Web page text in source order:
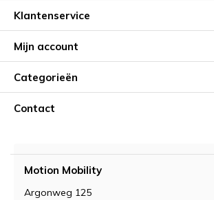
Klantenservice
Mijn account
Categorieën
Contact
Motion Mobility
Argonweg 125
Demonstratie aanvragen
Demonstratie aanvragen